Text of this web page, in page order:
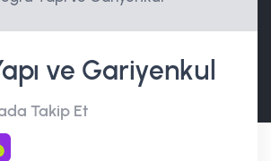
ve Gariyenkul
Takip Et